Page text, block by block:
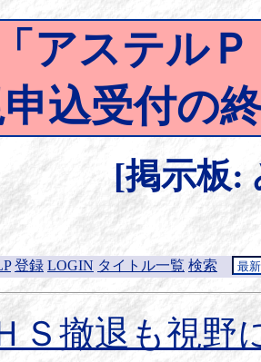
アステル
込受付の
[掲示板:
登録 LOGIN タイトル一覧 検索
Ｓ撤退も視野